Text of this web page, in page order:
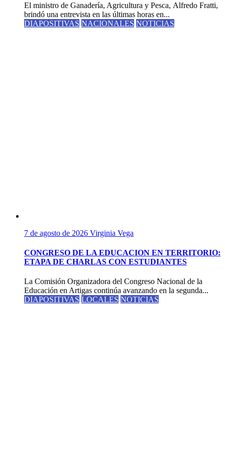
El ministro de Ganadería, Agricultura y Pesca, Alfredo Fratti,
brindó una entrevista en las últimas horas en...
DIAPOSITIVAS NACIONALES NOTICIAS
7 de agosto de 2026 Virginia Vega
CONGRESO DE LA EDUCACION EN TERRITORIO:
ETAPA DE CHARLAS CON ESTUDIANTES
La Comisión Organizadora del Congreso Nacional de la
Educación en Artigas continúa avanzando en la segunda...
DIAPOSITIVAS LOCALES NOTICIAS